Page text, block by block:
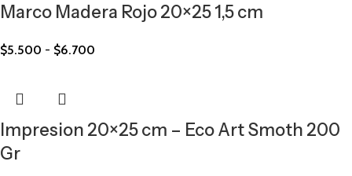
Marco Madera Rojo 20×25 1,5 cm
$5.500 - $6.700
Impresion 20×25 cm – Eco Art Smoth 200
Gr